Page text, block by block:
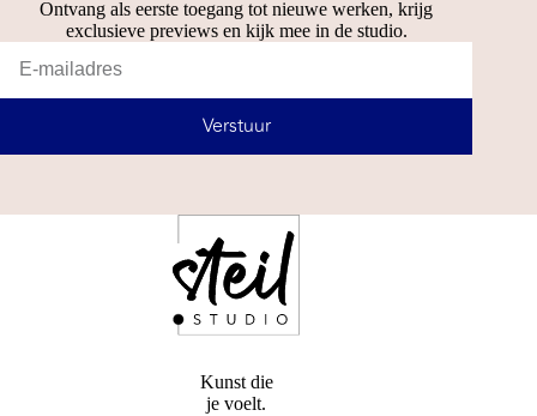
Ontvang als eerste toegang tot nieuwe werken, krijg
exclusieve previews en kijk mee in de studio.
Verstuur
Kunst die
je voelt.